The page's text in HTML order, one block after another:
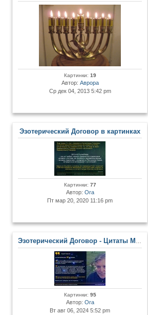
Картинки: 19
Автор: Аврора
Ср дек 04, 2013 5:42 pm
Эзотерический Договор в картинках
Картинки: 77
Автор: Ora
Пт мар 20, 2020 11:16 pm
Эзотерический Договор - Цитаты Мастеров и Развитых Личностей
Картинки: 95
Автор: Ora
Вт авг 06, 2024 5:52 pm